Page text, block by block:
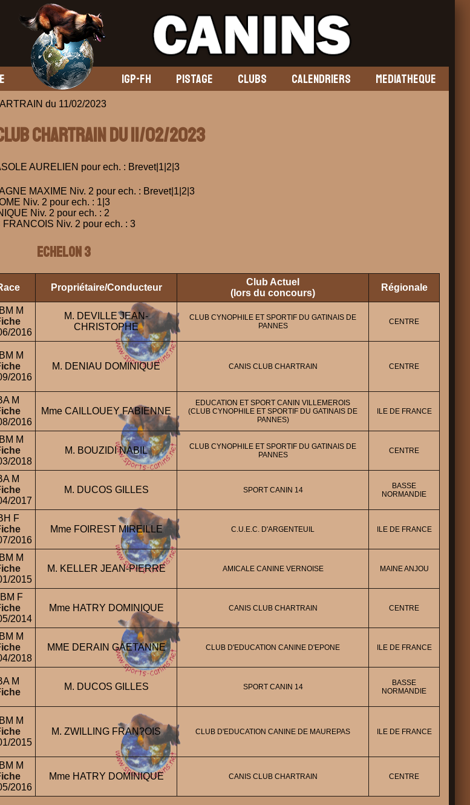
IGP-FH PISTAGE CLUBS CALENDRIERS MEDIATHEQUE
du 11/02/2023
CHARTRAIN du 11/02/2023
AURELIEN pour ech. : Brevet|1|2|3
MAXIME Niv. 2 pour ech. : Brevet|1|2|3
Niv. 2 pour ech. : 1|3
Niv. 2 pour ech. : 2
Niv. 2 pour ech. : 3
ECHELON 3
Propriétaire/Conducteur
Club Actuel
(lors du concours)
Régionale
M
2016
M. DEVILLE JEAN-
CHRISTOPHE
CLUB CYNOPHILE ET SPORTIF DU GATINAIS DE
PANNES
CENTRE
M
2016
M. DENIAU DOMINIQUE CANIS CLUB CHARTRAIN CENTRE
M
2016
Mme CAILLOUEY FABIENNE
EDUCATION ET SPORT CANIN VILLEMEROIS
(CLUB CYNOPHILE ET SPORTIF DU GATINAIS DE
PANNES)
ILE DE FRANCE
M
2018
M. BOUZIDI NABIL
CLUB CYNOPHILE ET SPORTIF DU GATINAIS DE
PANNES
CENTRE
M
2017
M. DUCOS GILLES SPORT CANIN 14
BASSE
NORMANDIE
F
2016
Mme FOIREST MIREILLE C.U.E.C. D'ARGENTEUIL ILE DE FRANCE
M
2015
M. KELLER JEAN-PIERRE AMICALE CANINE VERNOISE MAINE ANJOU
F
2014
Mme HATRY DOMINIQUE CANIS CLUB CHARTRAIN CENTRE
M
2018
MME DERAIN GAETANNE CLUB D'EDUCATION CANINE D'EPONE ILE DE FRANCE
M
M. DUCOS GILLES SPORT CANIN 14
BASSE
NORMANDIE
M
2015
M. ZWILLING FRAN?OIS CLUB D'EDUCATION CANINE DE MAUREPAS ILE DE FRANCE
M
2016
Mme HATRY DOMINIQUE CANIS CLUB CHARTRAIN CENTRE